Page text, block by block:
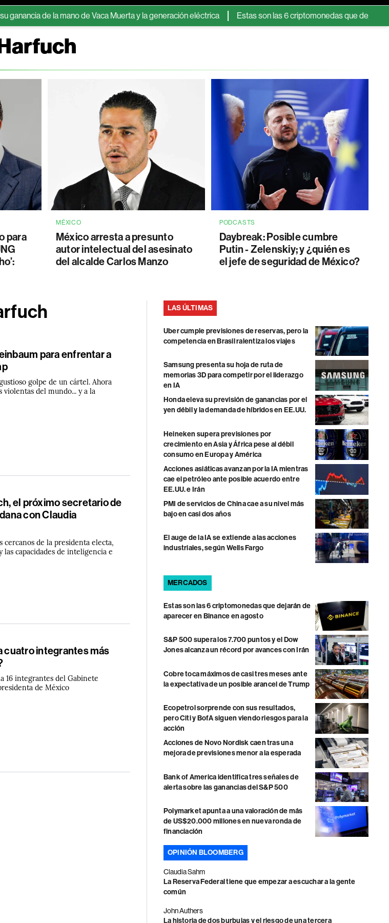
de la mano de Vaca Muerta y la generación eléctrica Estas son las 6 criptomonedas que dejarán de
para
MÉXICO
México arresta a presunto
autor intelectual del asesinato
del alcalde Carlos Manzo
PODCASTS
Daybreak: Posible cumbre
Putin - Zelenskiy; y ¿quién es
el jefe de seguridad de México?
para enfrentar a
golpe de un cártel. Ahora
del mundo... y a la
el próximo secretario de
con Claudia
cercanos de la presidenta electa,
capacidades de inteligencia e
cuatro integrantes más
16 integrantes del Gabinete
de México
LAS ÚLTIMAS
Uber cumple previsiones de reservas, pero la
competencia en Brasil ralentiza los viajes
Samsung presenta su hoja de ruta de
memorias 3D para competir por el liderazgo
en IA
Honda eleva su previsión de ganancias por el
yen débil y la demanda de híbridos en EE.UU.
Heineken supera previsiones por
crecimiento en Asia y África pese al débil
consumo en Europa y América
Acciones asiáticas avanzan por la IA mientras
cae el petróleo ante posible acuerdo entre
EE.UU. e Irán
PMI de servicios de China cae a su nivel más
bajo en casi dos años
El auge de la IA se extiende a las acciones
industriales, según Wells Fargo
MERCADOS
Estas son las 6 criptomonedas que dejarán de
aparecer en Binance en agosto
S&P 500 supera los 7.700 puntos y el Dow
Jones alcanza un récord por avances con Irán
Cobre toca máximos de casi tres meses ante
la expectativa de un posible arancel de Trump
Ecopetrol sorprende con sus resultados,
pero Citi y BofA siguen viendo riesgos para la
acción
Acciones de Novo Nordisk caen tras una
mejora de previsiones menor a la esperada
Bank of America identifica tres señales de
alerta sobre las ganancias del S&P 500
Polymarket apunta a una valoración de más
de US$20.000 millones en nueva ronda de
financiación
OPINIÓN BLOOMBERG
Claudia Sahm
La Reserva Federal tiene que empezar a escuchar a la gente
común
John Authers
La historia de dos burbujas y el riesgo de una tercera